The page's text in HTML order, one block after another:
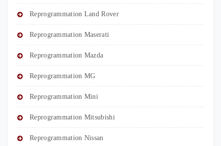
Reprogrammation Land Rover
Reprogrammation Maserati
Reprogrammation Mazda
Reprogrammation MG
Reprogrammation Mini
Reprogrammation Mitsubishi
Reprogrammation Nissan